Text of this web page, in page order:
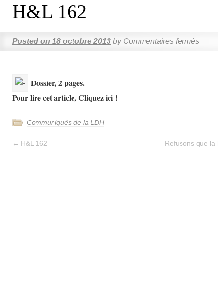
H&L 162
Posted on 18 octobre 2013 by Commentaires fermés
Dossier, 2 pages.
Pour lire cet article, Cliquez ici !
Communiqués de la LDH
← H&L 162 Refusons que